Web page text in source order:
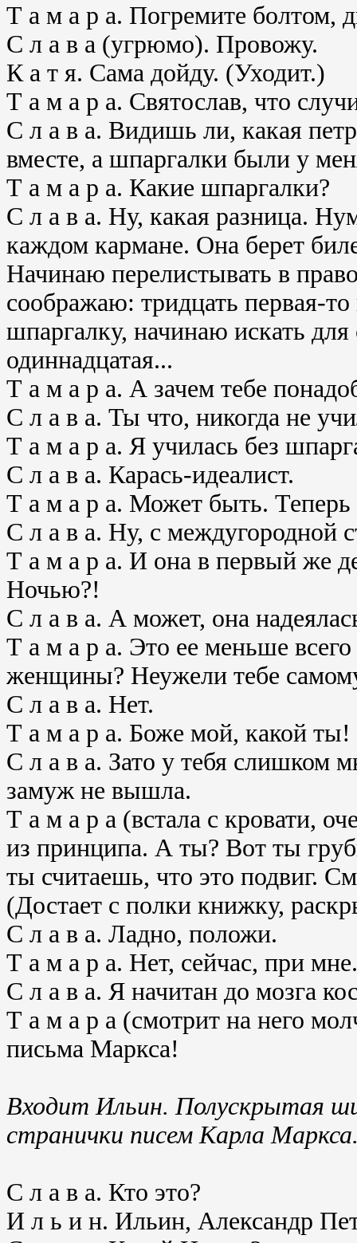
Т а м а р а. Погремите болтом,
С л а в а (угрюмо). Провожу.
К а т я. Сама дойду. (Уходит.)
Т а м а р а. Святослав, что
С л а в а. Видишь ли, какая
вместе, а шпаргалки были у
Т а м а р а. Какие шпаргалки?
С л а в а. Ну, какая разница.
каждом кармане. Она берет
Начинаю перелистывать в
соображаю: тридцать первая-
шпаргалку, начинаю искать
одиннадцатая...
Т а м а р а. А зачем тебе
С л а в а. Ты что, никогда не
Т а м а р а. Я училась без
С л а в а. Карась-идеалист.
Т а м а р а. Может быть. Теперь
С л а в а. Ну, с междугородной
Т а м а р а. И она в первый же
Ночью?!
С л а в а. А может, она
Т а м а р а. Это ее меньше
женщины? Неужели тебе
С л а в а. Нет.
Т а м а р а. Боже мой, какой
С л а в а. Зато у тебя слишком
замуж не вышла.
Т а м а р а (встала с кровати,
из принципа. А ты? Вот ты
ты считаешь, что это подвиг.
(Достает с полки книжку,
С л а в а. Ладно, положи.
Т а м а р а. Нет, сейчас, при мне.
С л а в а. Я начитан до мозга
Т а м а р а (смотрит на него
письма Маркса!
Входит Ильин. Полускрытая
странички писем Карла
С л а в а. Кто это?
И л ь и н. Ильин, Александр